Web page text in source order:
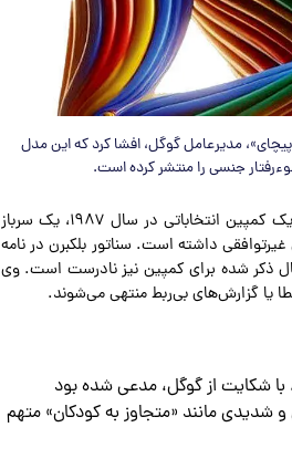
مدیرعامل گوگل، افشا کرد که این مدل
جنسی را منتشر کرده است.
به نقل از عصر ایران، مدل جِما ادعا کرده بود که در جریان یک کمپین انتخاباتی در سال ۱۹۸۷، یک سرباز
داشته است. سناتور بلکبرن در نامه
ذکر شده برای کمپین نیز نادرست است. وی
یا گزارش‌های بی‌ربط منتهی می‌شوند.
با شکایت از گوگل، مدعی شده بود
مانند «متجاوز به کودکان» متهم